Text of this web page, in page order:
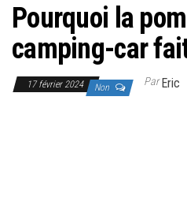
Pourquoi la
camping-car
17 février 2024 Non ParEric